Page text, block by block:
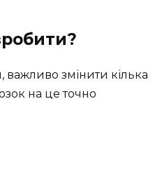
важливо змінити кілька
на це точно